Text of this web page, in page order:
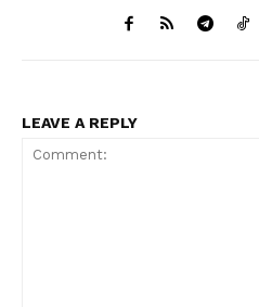
LEAVE A REPLY